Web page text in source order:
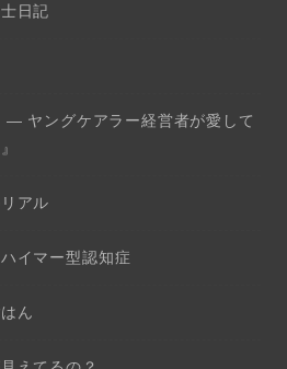
日記
― ヤングケアラー経営者が愛して
アル
イマー型認知症
ん